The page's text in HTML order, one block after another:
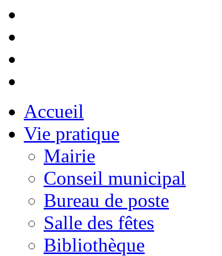
Accueil
Vie pratique
Mairie
Conseil municipal
Bureau de poste
Salle des fêtes
Bibliothèque